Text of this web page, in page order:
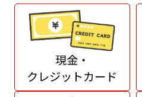
現金・
クレジットカード